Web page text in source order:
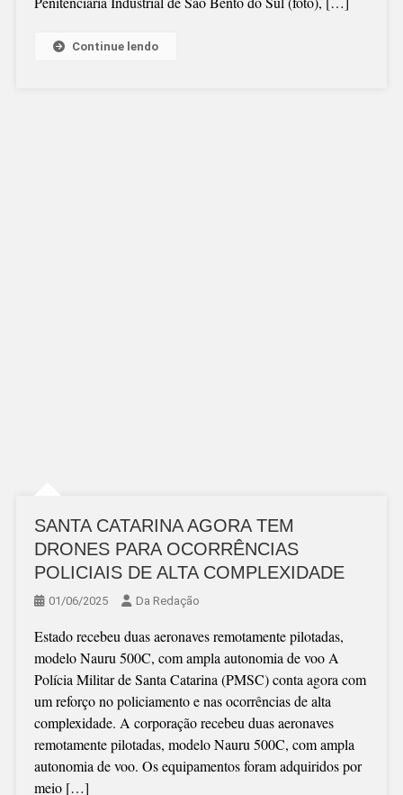
Continue lendo
SANTA CATARINA AGORA TEM
DRONES PARA OCORRÊNCIAS
POLICIAIS DE ALTA COMPLEXIDADE
01/06/2025 Da Redação
Estado recebeu duas aeronaves remotamente pilotadas,
modelo Nauru 500C, com ampla autonomia de voo A
Polícia Militar de Santa Catarina (PMSC) conta agora com
um reforço no policiamento e nas ocorrências de alta
complexidade. A corporação recebeu duas aeronaves
remotamente pilotadas, modelo Nauru 500C, com ampla
autonomia de voo. Os equipamentos foram adquiridos por
meio […]